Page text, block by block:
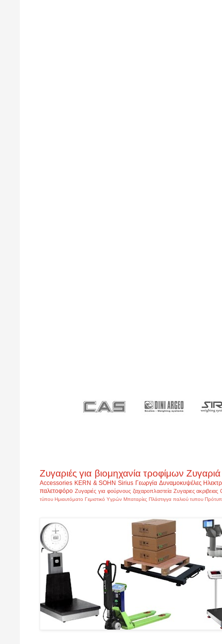
Ζυγαριές για βιομηχανία τροφίμων
Accessories KERN & SOHN Sirius Γεωργία Δυναμοκυψέλες
παλετοφόρο Ζυγαριές για φούρνους ζαχαροπλαστεία Ζυγαριες ακριβειας
τύπου Ημιαυτόματο Γεμιστικό Υγρών Μπαταρίες Πλάστιγγα παλιού τυπου